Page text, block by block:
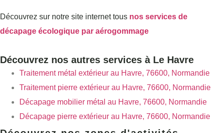
Découvrez sur notre site internet tous nos services de
décapage écologique par aérogommage
Découvrez nos autres services à Le Havre
Traitement métal extérieur au Havre, 76600, Normandie
Traitement pierre extérieur au Havre, 76600, Normandie
Décapage mobilier métal au Havre, 76600, Normandie
Décapage pierre extérieur au Havre, 76600, Normandie